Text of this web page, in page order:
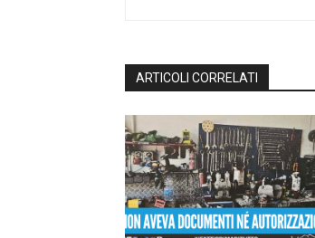
ARTICOLI CORRELATI